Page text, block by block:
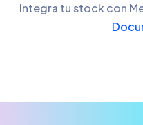
Integra tu stock con